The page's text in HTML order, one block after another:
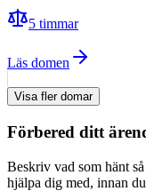
5 timmar
Läs domen
Visa fler domar
Förbered ditt
Beskriv vad som hänt
hjälpa dig med, innan